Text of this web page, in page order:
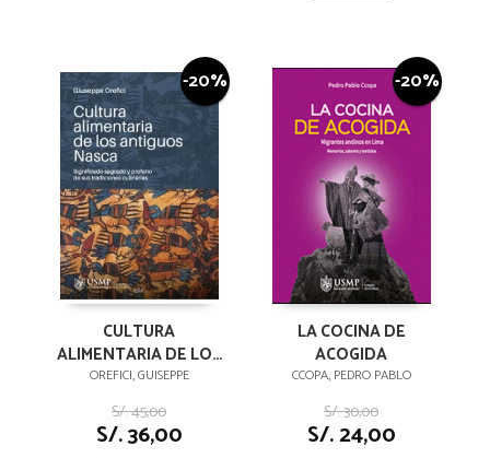
-20%
CULTURA
ALIMENTARIA DE LOS
ANTIGUOS NASCA
OREFICI, GUISEPPE
S/. 45,00
S/. 36,00
-20%
LA COCINA DE
ACOGIDA
CCOPA, PEDRO PABLO
S/. 30,00
S/. 24,00